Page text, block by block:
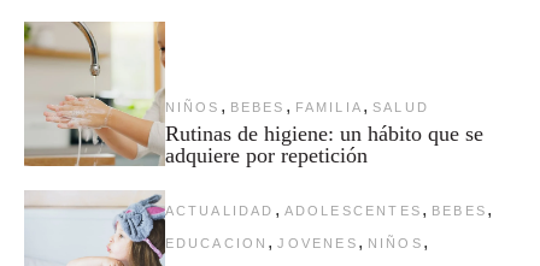
NIÑOS , BEBES , FAMILIA , SALUD
Rutinas de higiene: un hábito que se
adquiere por repetición
ACTUALIDAD , ADOLESCENTES , BEBES ,
EDUCACION , JOVENES , NIÑOS ,